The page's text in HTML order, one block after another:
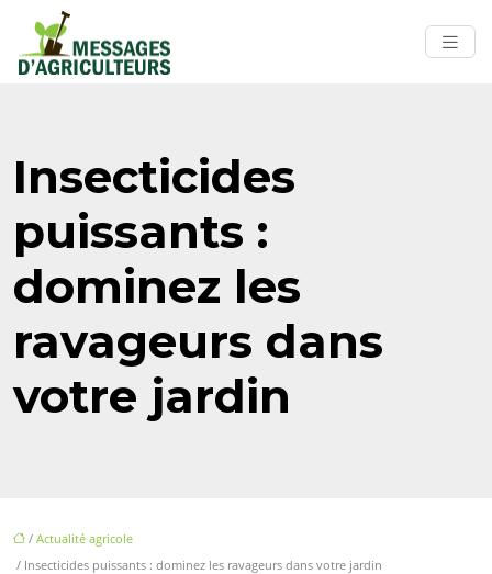
Insecticides
puissants :
dominez les
ravageurs dans
votre jardin
/ Actualité agricole
/ Insecticides puissants : dominez les ravageurs dans votre jardin